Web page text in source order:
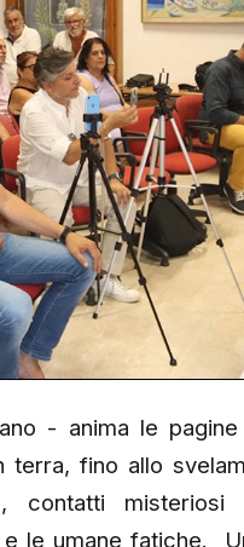
- anima le
fino allo
contatti misteriosi
le umane fatiche.